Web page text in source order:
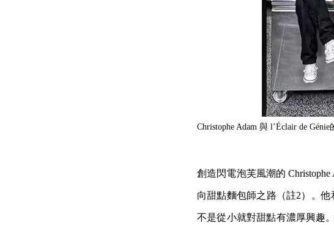
Christophe Adam 與 l’Éclair de
創造閃電泡芙風潮的
向甜點麵包師之路（註2）。他
不是從小就對甜點有濃厚興趣